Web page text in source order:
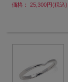
価格： 25,300円(税込)